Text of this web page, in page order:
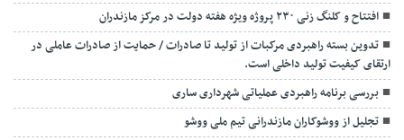
افتتاح و کلنگ زنی ۲۳۰ پروژه ویژه هفته دولت در مرکز مازندران
تدوین بسته راهبردی مرکبات از تولید تا صادرات / حمایت از صادرات عاملی در
ارتقای کیفیت تولید داخلی است.
بررسی برنامه راهبردی عملیاتی شهرداری ساری
تجلیل از ووشوکاران مازندرانی تیم ملی ووشو